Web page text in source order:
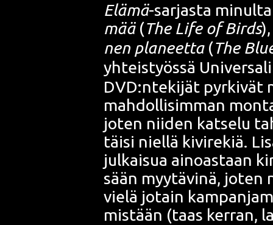
Elä­mä-sar­jas­ta
mää(The Life of Birds
nen pla­neet­ta(The
yhteis­työs­sä
DVD:ntekijät pyr­ki­vät
mah­dol­li­sim­man
joten nii­den kat­se­lu
täi­si niel­lä kivi­re­kiä.
jul­kai­sua ainoas­taan
sään myy­tä­vi­nä, joten
vie­lä jotain
mis­tään (taas ker­ran,